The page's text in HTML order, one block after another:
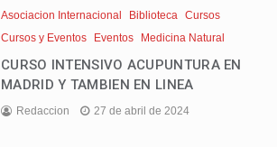
Asociacion Internacional Biblioteca Cursos
Cursos y Eventos
Eventos Medicina Natural
CURSO INTENSIVO ACUPUNTURA EN
MADRID Y TAMBIEN EN LINEA
Redaccion 27 de abril de 2024